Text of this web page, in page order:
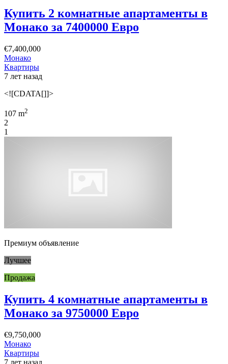
Купить 2 комнатные апартаменты в
Монако за 7400000 Евро
€7,400,000
Монако
Квартиры
7 лет назад
<![CDATA[]]>
107 m2
2
1
Премиум объявление
Лучшее
Продажа
Купить 4 комнатные апартаменты в
Монако за 9750000 Евро
€9,750,000
Монако
Квартиры
7 лет назад